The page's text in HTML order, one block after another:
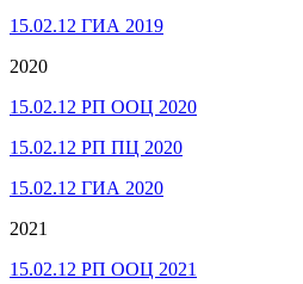
15.02.12 ГИА 2019
2020
15.02.12 РП ООЦ 2020
15.02.12 РП ПЦ 2020
15.02.12 ГИА 2020
2021
15.02.12 РП ООЦ 2021